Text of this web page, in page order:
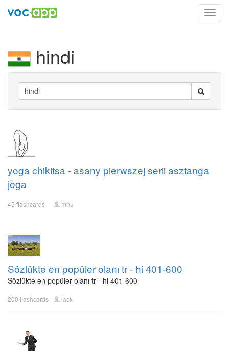
hindi
yoga chikitsa - asany pierwszej serii asztanga
joga
45 flashcards mnu
Sözlükte en popüler olanı tr - hi 401-600
Sözlükte en popüler olanı tr - hi 401-600
200 flashcards lack